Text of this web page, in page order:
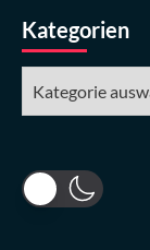
Kategorien